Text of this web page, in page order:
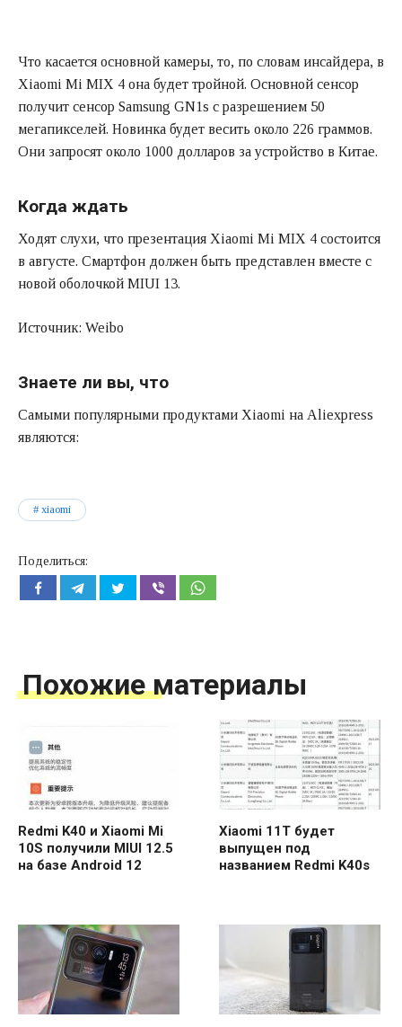
Что касается основной камеры, то, по словам инсайдера, в
Xiaomi Mi MIX 4 она будет тройной. Основной сенсор
получит сенсор Samsung GN1s с разрешением 50
мегапикселей. Новинка будет весить около 226 граммов.
Они запросят около 1000 долларов за устройство в Китае.
Когда ждать
Ходят слухи, что презентация Xiaomi Mi MIX 4 состоится
в августе. Смартфон должен быть представлен вместе с
новой оболочкой MIUI 13.
Источник: Weibo
Знаете ли вы, что
Самыми популярными продуктами Xiaomi на Aliexpress
являются:
xiaomi
Поделиться:
Похожие материалы
Redmi K40 и Xiaomi Mi
10S получили MIUI 12.5
на базе Android 12
Xiaomi 11T будет
выпущен под
названием Redmi K40s